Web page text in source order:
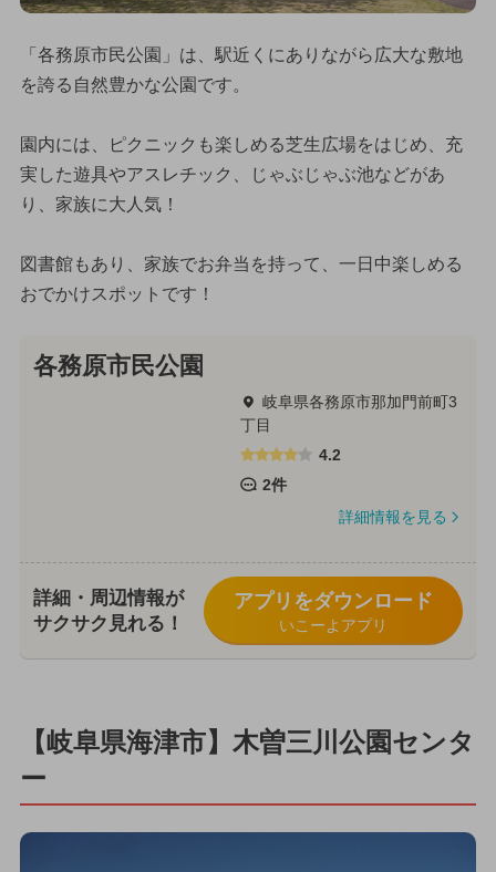
「各務原市民公園」は、駅近くにありながら広大な敷地
を誇る自然豊かな公園です。
園内には、ピクニックも楽しめる芝生広場をはじめ、充
実した遊具やアスレチック、じゃぶじゃぶ池などがあ
り、家族に大人気！
図書館もあり、家族でお弁当を持って、一日中楽しめる
おでかけスポットです！
各務原市民公園
岐阜県各務原市那加門前町3
丁目
4.2
2件
詳細情報を見る
詳細・周辺情報が
サクサク見れる！
アプリをダウンロード
いこーよアプリ
【岐阜県海津市】木曽三川公園センタ
ー